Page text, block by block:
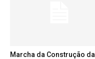
Marcha da Construção da